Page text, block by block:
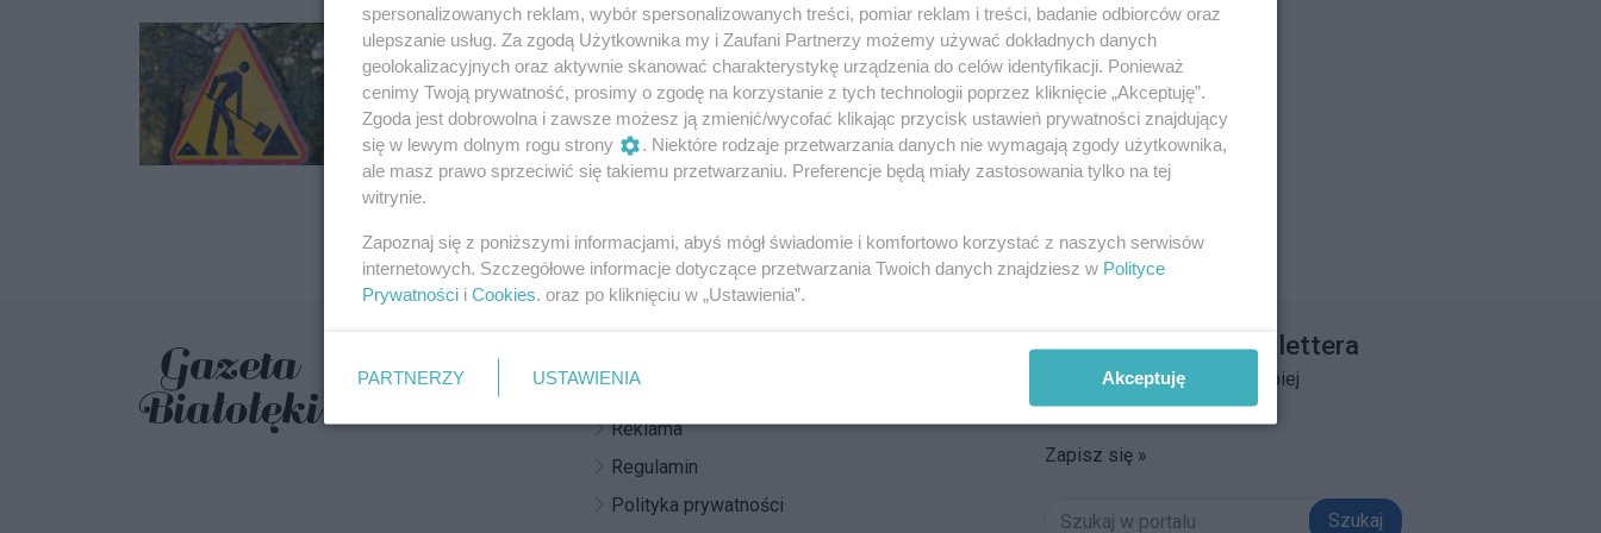
Kolejne utrudnienia wzdłuż Myśliborskiej
Od środy 16 sierpnia prace przy ulicy Myśliborskiej przesuną się na północ.
Tym razem z trudnościami skonfrontować się będą musieli mieszkańcy ul.
Kasztanowej.
16.08.2023 13:08
1
Redakcja
Reklama
Regulamin
Polityka prywatności
Zapisz się do newslettera
Dołącz do grona ludzi najlepiej
poinformowanych!
Zapisz się »
Szukaj
spersonalizowanych reklam, wybór spersonalizowanych treści, pomiar reklam i treści, badanie odbiorców oraz
ulepszanie usług. Za zgodą Użytkownika my i Zaufani Partnerzy możemy używać dokładnych danych
geolokalizacyjnych oraz aktywnie skanować charakterystykę urządzenia do celów identyfikacji. Ponieważ
cenimy Twoją prywatność, prosimy o zgodę na korzystanie z tych technologii poprzez kliknięcie „Akceptuję”.
Zgoda jest dobrowolna i zawsze możesz ją zmienić/wycofać klikając przycisk ustawień prywatności znajdujący
się w lewym dolnym rogu strony
. Niektóre rodzaje przetwarzania danych nie wymagają zgody użytkownika,
ale masz prawo sprzeciwić się takiemu przetwarzaniu. Preferencje będą miały zastosowania tylko na tej
witrynie.
Zapoznaj się z poniższymi informacjami, abyś mógł świadomie i komfortowo korzystać z naszych serwisów
internetowych. Szczegółowe informacje dotyczące przetwarzania Twoich danych znajdziesz w Polityce
Prywatności i Cookies. oraz po kliknięciu w „Ustawienia”.
PARTNERZY USTAWIENIA Akceptuję